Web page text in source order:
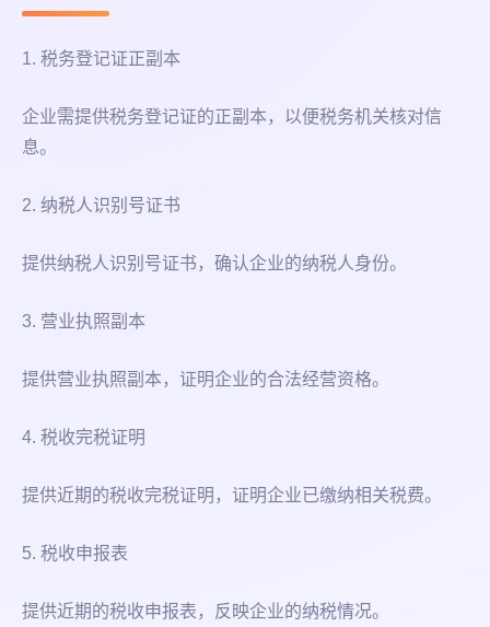
1. 税务登记证正副本
企业需提供税务登记证的正副本，以便税务机关核对信
息。
2. 纳税人识别号证书
提供纳税人识别号证书，确认企业的纳税人身份。
3. 营业执照副本
提供营业执照副本，证明企业的合法经营资格。
4. 税收完税证明
提供近期的税收完税证明，证明企业已缴纳相关税费。
5. 税收申报表
提供近期的税收申报表，反映企业的纳税情况。